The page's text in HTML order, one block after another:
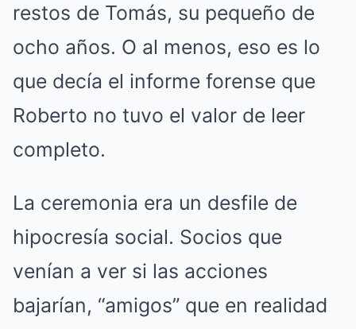
restos de Tomás, su pequeño de
ocho años. O al menos, eso es lo
que decía el informe forense que
Roberto no tuvo el valor de leer
completo.
La ceremonia era un desfile de
hipocresía social. Socios que
venían a ver si las acciones
bajarían, “amigos” que en realidad